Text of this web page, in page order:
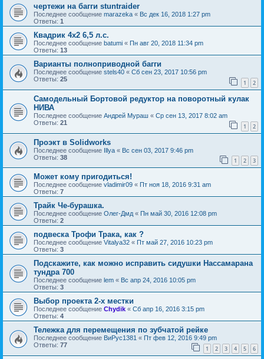
чертежи на багги stuntraider
Последнее сообщение marazeka « Вс дек 16, 2018 1:27 pm
Ответы: 1
Квадрик 4х2 6,5 л.с.
Последнее сообщение batumi « Пн авг 20, 2018 11:34 pm
Ответы: 13
Варианты полноприводной багги
Последнее сообщение stels40 « Сб сен 23, 2017 10:56 pm
Ответы: 25 1 2
Самодельный Бортовой редуктор на поворотный кулак
НИВА
Последнее сообщение Андрей Мураш « Ср сен 13, 2017 8:02 am
Ответы: 21 1 2
Проэкт в Solidworks
Последнее сообщение Illya « Вс сен 03, 2017 9:46 pm
Ответы: 38 1 2 3
Может кому пригодиться!
Последнее сообщение vladimir09 « Пт ноя 18, 2016 9:31 am
Ответы: 7
Трайк Че-бурашка.
Последнее сообщение Олег-Дмд « Пн май 30, 2016 12:08 pm
Ответы: 2
подвеска Трофи Трака, как ?
Последнее сообщение Vitalya32 « Пт май 27, 2016 10:23 pm
Ответы: 3
Подскажите, как можно исправить сидушки Нассамарана
тундра 700
Последнее сообщение lem « Вс апр 24, 2016 10:05 pm
Ответы: 3
Выбор проекта 2-х местки
Последнее сообщение Chydik « Сб апр 16, 2016 3:15 pm
Ответы: 4
Тележка для перемещения по зубчатой рейке
Последнее сообщение ВиРус1381 « Пт фев 12, 2016 9:49 pm
Ответы: 77 1 2 3 4 5 6